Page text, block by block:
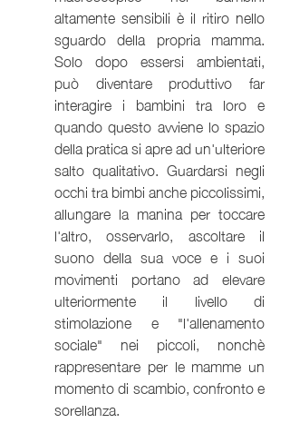
altamente sensibili è il ritiro nello
sguardo della propria mamma.
Solo dopo essersi ambientati,
può diventare produttivo far
interagire i bambini tra loro e
quando questo avviene lo spazio
della pratica si apre ad un'ulteriore
salto qualitativo. Guardarsi negli
occhi tra bimbi anche piccolissimi,
allungare la manina per toccare
l'altro, osservarlo, ascoltare il
suono della sua voce e i suoi
movimenti portano ad elevare
ulteriormente il livello di
stimolazione e "l'allenamento
sociale" nei piccoli, nonchè
rappresentare per le mamme un
momento di scambio, confronto e
sorellanza.